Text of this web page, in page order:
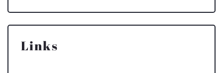
Links